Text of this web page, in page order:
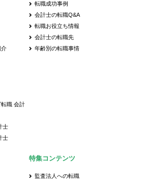
介
転職 会計
士
士
転職成功事例
会計士の転職Q&A
転職お役立ち情報
会計士の転職先
年齢別の転職事情
特集コンテンツ
監査法人への転職